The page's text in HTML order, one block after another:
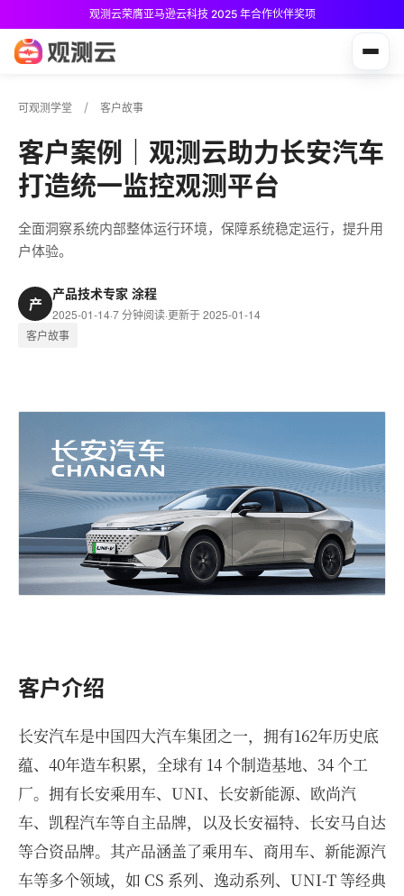
观测云荣膺亚马逊云科技 2025 年合作伙伴奖项
可观测学堂 客户故事
客户案例｜观测云助力长安汽车
打造统一监控观测平台
全面洞察系统内部整体运行环境，保障系统稳定运行，提升用
户体验。
产
产品技术专家 涂程
2025-01-14·7 分钟阅读·更新于 2025-01-14
客户故事
客户介绍
长安汽车是中国四大汽车集团之一，拥有162年历史底
蕴、40年造车积累，全球有 14 个制造基地、34 个工
厂。拥有长安乘用车、UNI、长安新能源、欧尚汽
车、凯程汽车等自主品牌，以及长安福特、长安马自达
等合资品牌。其产品涵盖了乘用车、商用车、新能源汽
车等多个领域，如 CS 系列、逸动系列、UNI-T 等经典